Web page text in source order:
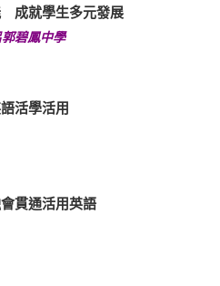
成就學生多元發展
碧鳳中學
活學活用
貫通活用英語